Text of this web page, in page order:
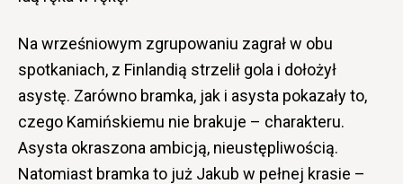
Na wrześniowym zgrupowaniu zagrał w obu
spotkaniach, z Finlandią strzelił gola i dołożył
asystę. Zarówno bramka, jak i asysta pokazały to,
czego Kamińskiemu nie brakuje – charakteru.
Asysta okraszona ambicją, nieustępliwością.
Natomiast bramka to już Jakub w pełnej krasie –